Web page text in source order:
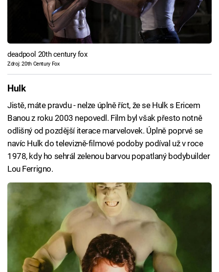
deadpool 20th century fox
Zdroj: 20th Century Fox
Hulk
Jistě, máte pravdu - nelze úplně říct, že se Hulk s Ericem
Banou z roku 2003 nepovedl. Film byl však přesto notně
odlišný od pozdější iterace marvelovek. Úplně poprvé se
navíc Hulk do televizně-filmové podoby podíval už v roce
1978, kdy ho sehrál zelenou barvou popatlaný bodybuilder
Lou Ferrigno.